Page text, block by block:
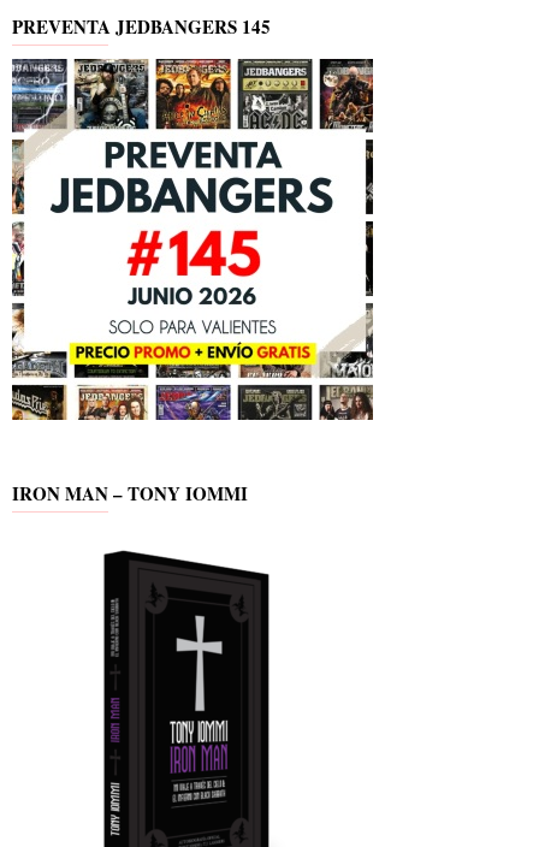
PREVENTA JEDBANGERS 145
IRON MAN – TONY IOMMI